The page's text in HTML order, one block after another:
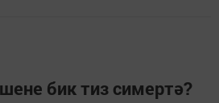
бик тиз симертә?